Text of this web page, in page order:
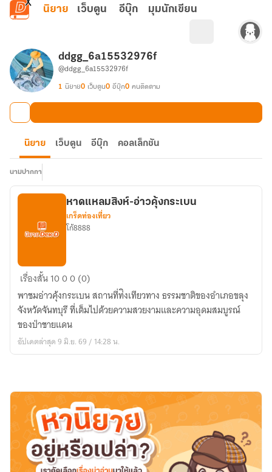
ข้ามไปยังเนื้อหาหลัก
นิยาย เว็บตูน อีบุ๊ก มุมนักเขียน
ddgg_6a15532976f
@ddgg_6a15532976f
1 นิยาย0 เว็บตูน0 อีบุ๊ก0 คนติดตาม
นิยาย เว็บตูน อีบุ๊ก คอลเล็กชัน
นามปากกา
หาด
แหลม
สิงห์-
อ่าว
คุ้ง
กระเบน
หาดแหลมสิงห์-อ่าวคุ้งกระเบน
เกร็ดท่องเที่ยว
โก้8888
เรื่องสั้น1000 (0)
พาชมอ่าวคุ้งกระเบน สถานที่ท่ิงเทียวทาง ธรรมชาติของอำเภอขลุง
จังหวัดจันทบุรี ที่เต็มไปด้วยความสวยงามและความอุดมสมบูรณ์
ของป่าชายแดน
อัปเดตล่าสุด 9 มิ.ย. 69 / 14:28 น.